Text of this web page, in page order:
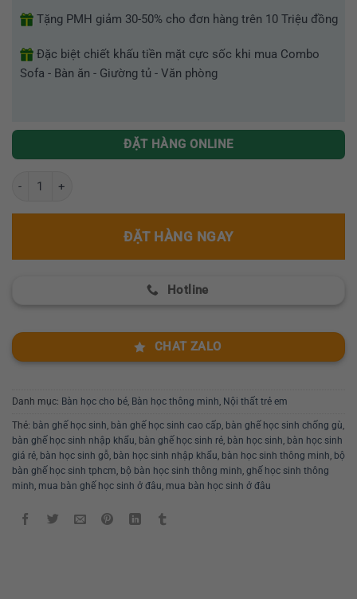
Tặng PMH giảm 30-50% cho đơn hàng trên 10 Triệu đồng
Đặc biệt chiết khấu tiền mặt cực sốc khi mua Combo
Sofa - Bàn ăn - Giường tủ - Văn phòng
ĐẶT HÀNG ONLINE
ĐẶT HÀNG NGAY
Hotline
CHAT ZALO
Danh mục: Bàn học cho bé Bàn học thông minh Nội thất trẻ em
Thẻ: bàn ghế học sinh bàn ghế học sinh cao cấp bàn ghế học sinh chống gù
bàn ghế học sinh nhập khẩu bàn ghế học sinh rẻ bàn học sinh bàn học sinh
giá rẻ bàn học sinh gỗ bàn học sinh nhập khẩu bàn học sinh thông minh bộ
bàn ghế học sinh tphcm bộ bàn học sinh thông minh ghế học sinh thông
minh mua bàn ghế học sinh ở đâu mua bàn học sinh ở đâu